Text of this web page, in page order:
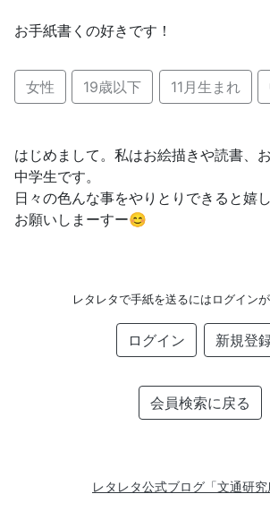
お手紙書くの好きです！
女性 19歳以下 11月生まれ
はじめまして。私はお絵描きや読書、
中学生です。
日々の色んな事をやりとりできると嬉
お願いしまーすー😊
レタレタで手紙を送るにはログインが
ログイン 新規登
会員検索に戻る
レタレタ公式ブログ「文通研究